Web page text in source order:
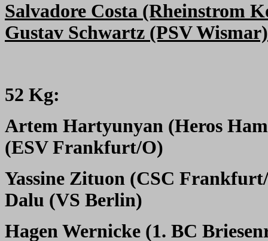
Salvadore Costa (Rheinstrom
Gustav Schwartz (PSV Wismar)
52 Kg:
Artem Hartyunyan (Heros
(ESV Frankfurt/O)
Yassine Zituon (CSC
Dalu (VS Berlin)
Hagen Wernicke (1. BC